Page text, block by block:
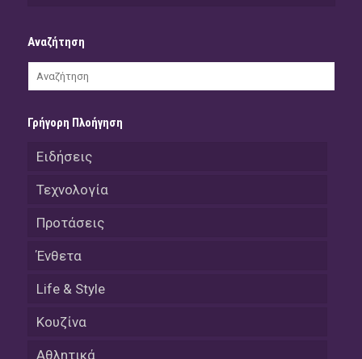
Αναζήτηση
Γρήγορη Πλοήγηση
Ειδήσεις
Τεχνολογία
Προτάσεις
Ένθετα
Life & Style
Κουζίνα
Αθλητικά